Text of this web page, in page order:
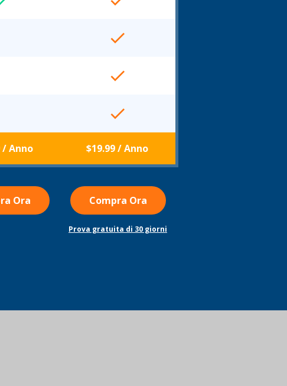
Ora Compra Ora
Prova gratuita di 30 giorni
/ Anno $19.99/ Anno